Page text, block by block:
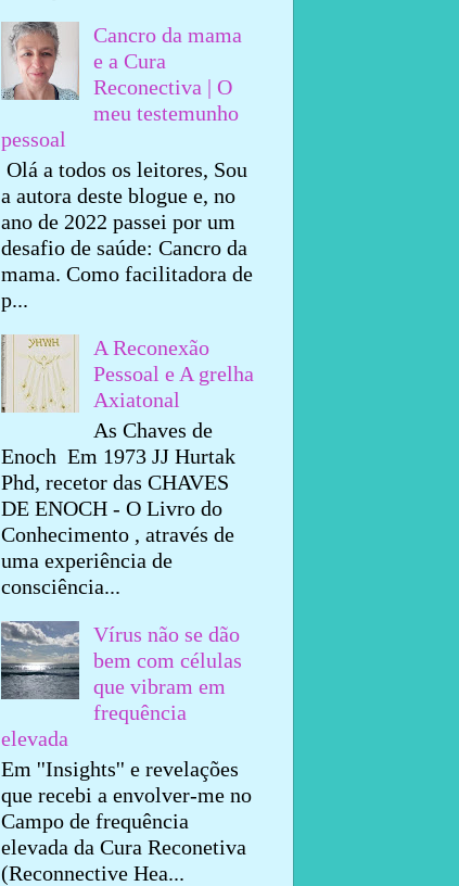
Cancro da mama
e a Cura
Reconectiva | O
meu testemunho
pessoal
Olá a todos os leitores, Sou
a autora deste blogue e, no
ano de 2022 passei por um
desafio de saúde: Cancro da
mama. Como facilitadora de
p...
A Reconexão
Pessoal e A grelha
Axiatonal
As Chaves de
Enoch Em 1973 JJ Hurtak
Phd, recetor das CHAVES
DE ENOCH - O Livro do
Conhecimento , através de
uma experiência de
consciência...
Vírus não se dão
bem com células
que vibram em
frequência
elevada
Em ''Insights'' e revelações
que recebi a envolver-me no
Campo de frequência
elevada da Cura Reconetiva
(Reconnective Hea...